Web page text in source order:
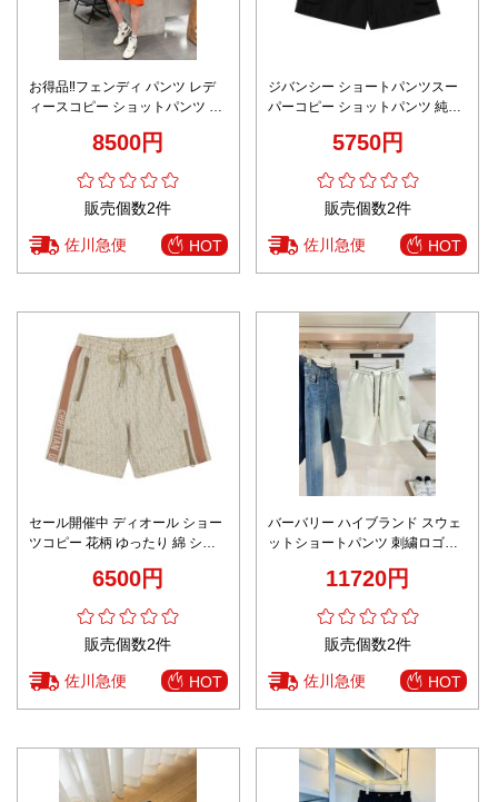
お得品‼フェンディ パンツ レデ
ィースコピー ショットパンツ カ
8500円
販売個数2件
佐川急便 HOT
ジバンシー ショートパンツスー
パーコピー ショットパンツ 純綿
5750円
販売個数2件
佐川急便 HOT
セール開催中 ディオール ショー
ツコピー 花柄 ゆったり 綿 ショ
6500円
販売個数2件
佐川急便 HOT
バーバリー ハイブランド スウェ
ットショートパンツ 刺繍ロゴデ
11720円
販売個数2件
佐川急便 HOT